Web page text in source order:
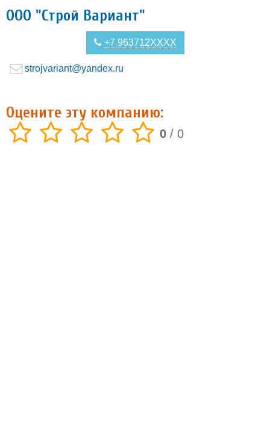
ООО "Строй Вариант"
+7 963712XXXX
strojvariant@yandex.ru
Оцените эту компанию:
0 / 0